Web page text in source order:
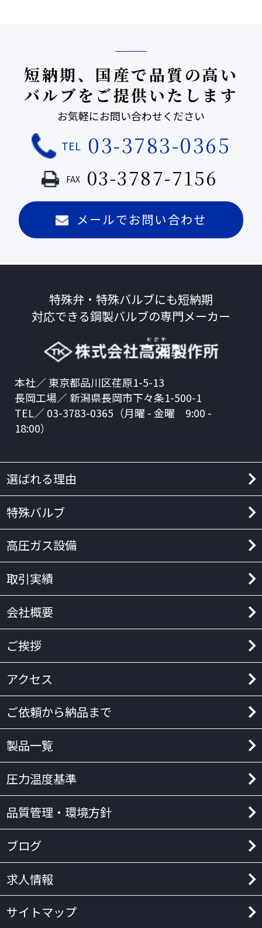
短納期、国産で品質の高い
バルブをご提供いたします
お気軽にお問い合わせください
TEL 03-3783-0365
FAX 03-3787-7156
メールでお問い合わせ
特殊弁・特殊バルブにも短納期
対応できる鋼製バルブの専門メーカー
本社／ 東京都品川区荏原1-5-13
長岡工場／ 新潟県長岡市下々条1-500-1
TEL／ 03-3783-0365（月曜 - 金曜 9:00 -
18:00）
選ばれる理由
特殊バルブ
高圧ガス設備
取引実績
会社概要
ご挨拶
アクセス
ご依頼から納品まで
製品一覧
圧力温度基準
品質管理・環境方針
ブログ
求人情報
サイトマップ